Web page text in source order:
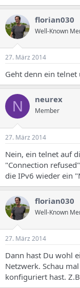
florian030
Well-Known
27. März 2014
Geht denn ein telnet
N neurex
Member
27. März 2014
Nein, ein telnet auf
"Connection
die IPv6 wieder ein
florian030
Well-Known
27. März 2014
Dann hast Du wohl
Netzwerk. Schau
konfiguriert hast.